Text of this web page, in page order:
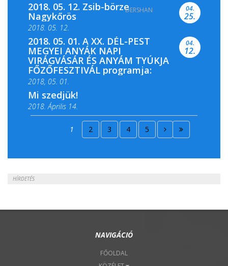
2018. 05. 11. 19 óra
2018. 05. 12. Zsib-börze
Nagykőrös
2018. 05. 12.
04.
25.
2018. 05. 01. A XX. DÉL-PEST
MEGYEI ANYÁK NAPI
VIRÁGVÁSÁR ÉS ANYÁM TYÚKJA
FŐZŐFESZTIVÁL programja:
2018, 05. 01.
04.
12.
Mi szedjük!
2018. Április 14.
2018. Április 15.
1 2 3 4 5
HÍRDETÉS
NAVIGÁCIÓ
FŐOLDAL
DERSHAN